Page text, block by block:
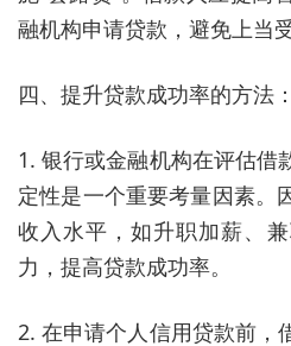
融机构申请贷款，避免上当受
四、提升贷款成功率的方法：
1. 银行或金融机构在评估借
定性是一个重要考量因素。
收入水平，如升职加薪、
力，提高贷款成功率。
2. 在申请个人信用贷款前，